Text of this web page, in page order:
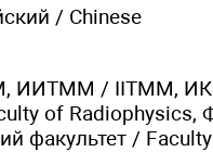
/ Chinese
ИИТММ / IITMM,
of Radiophysics,
факультет /